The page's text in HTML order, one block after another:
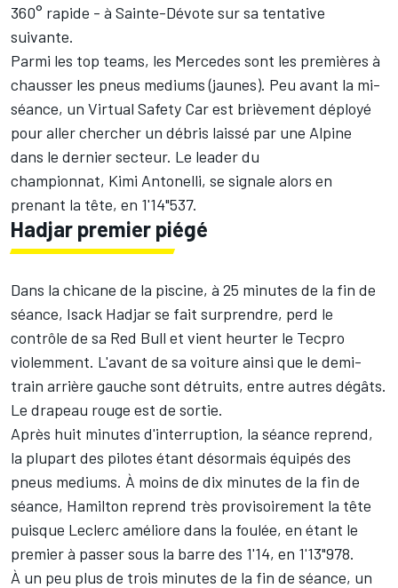
360° rapide - à Sainte-Dévote sur sa tentative
suivante.
Parmi les top teams, les Mercedes sont les premières à
chausser les pneus mediums (jaunes). Peu avant la mi-
séance, un Virtual Safety Car est brièvement déployé
pour aller chercher un débris laissé par une Alpine
dans le dernier secteur. Le leader du
championnat, Kimi Antonelli, se signale alors en
prenant la tête, en 1'14"537.
Hadjar premier piégé
Dans la chicane de la piscine, à 25 minutes de la fin de
séance, Isack Hadjarse fait surprendre, perd le
contrôle de sa Red Bull et vient heurter le Tecpro
violemment. L'avant de sa voiture ainsi que le demi-
train arrière gauche sont détruits, entre autres dégâts.
Le drapeau rouge est de sortie.
Après huit minutes d'interruption, la séance reprend,
la plupart des pilotes étant désormais équipés des
pneus mediums. À moins de dix minutes de la fin de
séance, Hamilton reprend très provisoirement la tête
puisque Leclerc améliore dans la foulée, en étant le
premier à passer sous la barre des 1'14, en 1'13"978.
À un peu plus de trois minutes de la fin de séance, un